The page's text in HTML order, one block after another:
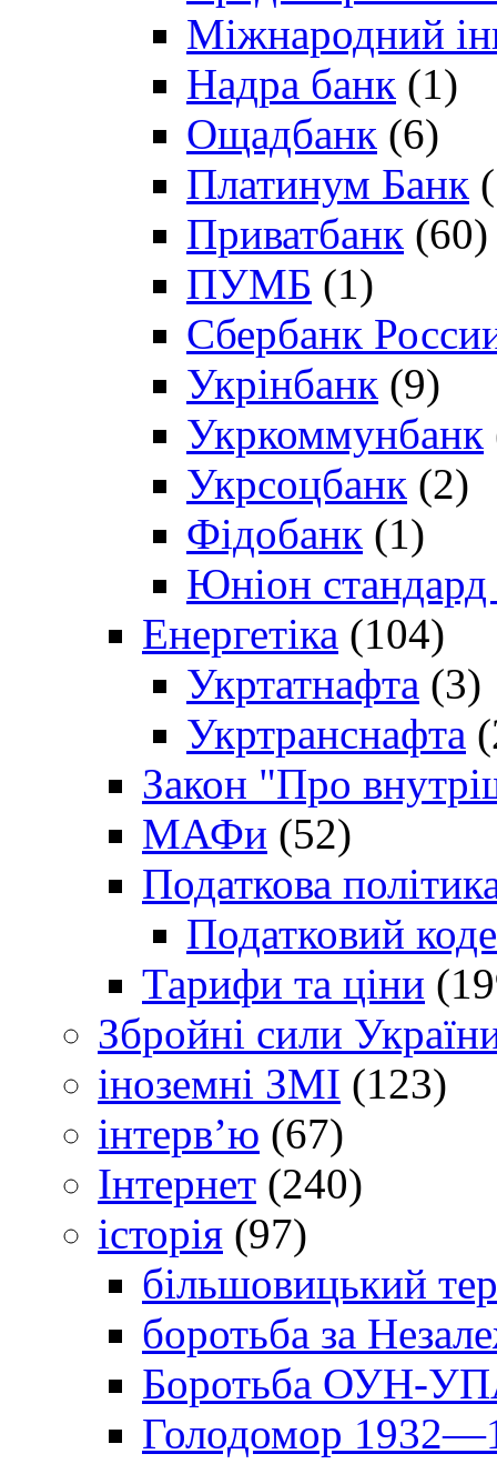
Міжнародний
Надра банк (1)
Ощадбанк (6)
Платинум Банк
Приватбанк (60)
ПУМБ (1)
Сбербанк
Укрінбанк (9)
Укркоммунбанк
Укрсоцбанк (2)
Фідобанк (1)
Юніон стандард
Енергетіка (104)
Укртатнафта (3)
Укртранснафта
Закон "Про
МАФи (52)
Податкова
Податковий
Тарифи та ціни
Збройні сили
іноземні ЗМІ (123)
інтерв’ю (67)
Інтернет (240)
історія (97)
більшовицький
боротьба за
Боротьба ОУН-УПА
Голодомор